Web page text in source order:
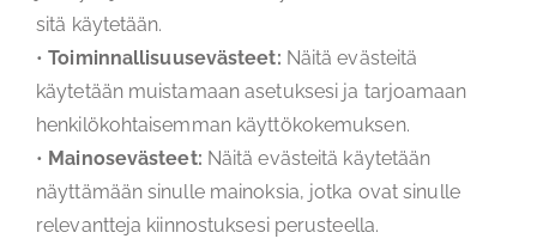
sitä käytetään.
• Toiminnallisuusevästeet: Näitä evästeitä
käytetään muistamaan asetuksesi ja tarjoamaan
henkilökohtaisemman käyttökokemuksen.
• Mainosevästeet: Näitä evästeitä käytetään
näyttämään sinulle mainoksia, jotka ovat sinulle
relevantteja kiinnostuksesi perusteella.